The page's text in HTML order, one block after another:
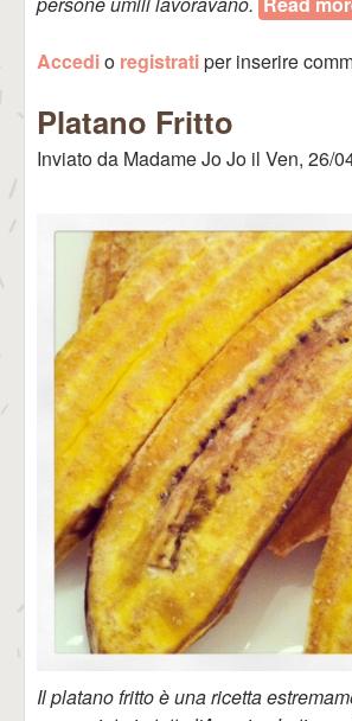
Accedio registratiper inserire
Platano Fritto
Inviato da Madame Jo Jo il Ven, 26/
Il platano fritto è una ricetta